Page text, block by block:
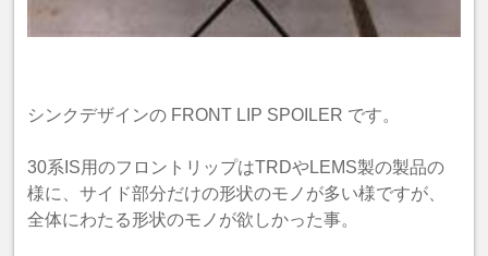
シンクデザインの FRONT LIP SPOILER です。
30系IS用のフロントリップはTRDやLEMS製の製品の
様に、サイド部分だけの形状のモノが多い様ですが、
全体にわたる形状のモノが欲しかった事。